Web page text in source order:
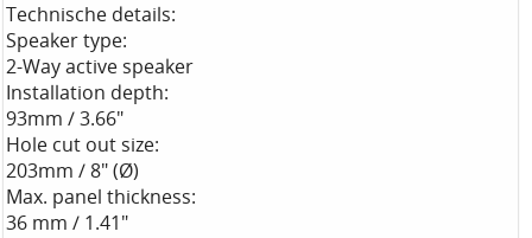
Technische details:
Speaker type:
2-Way active speaker
Installation depth:
93mm / 3.66"
Hole cut out size:
203mm / 8" (Ø)
Max. panel thickness:
36 mm / 1.41"